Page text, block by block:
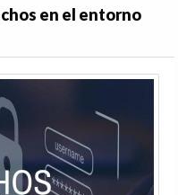
en el entorno